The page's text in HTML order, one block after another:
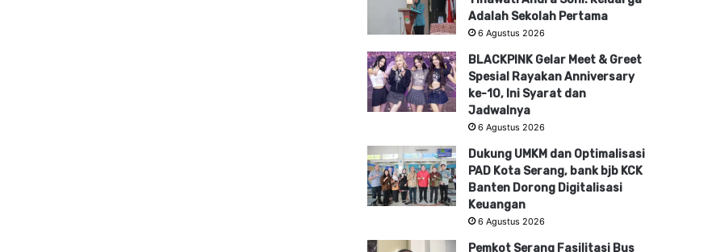
Adalah Sekolah Pertama
6 Agustus 2026
BLACKPINK Gelar Meet & Greet
Spesial Rayakan Anniversary
ke-10, Ini Syarat dan
Jadwalnya
6 Agustus 2026
Dukung UMKM dan Optimalisasi
PAD Kota Serang, bank bjb KCK
Banten Dorong Digitalisasi
Keuangan
6 Agustus 2026
Pemkot Serang Fasilitasi Bus